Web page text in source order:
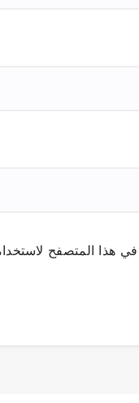
هذا المتصفح